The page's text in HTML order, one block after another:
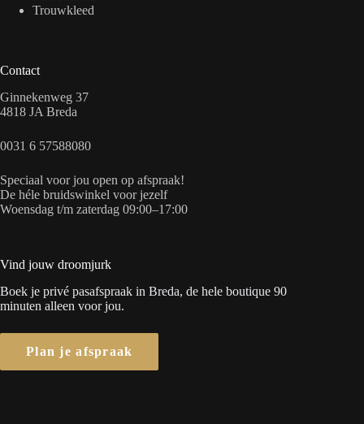
Trouwkleed
Contact
Ginnekenweg 37
4818 JA Breda
0031 6 57588080
Speciaal voor jou open op afspraak!
De héle bruidswinkel voor jezelf
Woensdag t/m zaterdag 09:00–17:00
Vind jouw droomjurk
Boek je privé pasafspraak in Breda, de hele boutique 90
minuten alleen voor jou.
Plan je afspraak